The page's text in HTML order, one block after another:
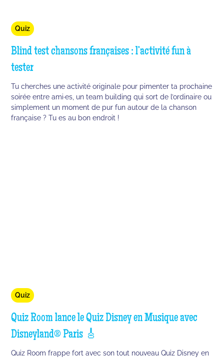
Quiz
Blind test chansons françaises : l’activité fun à
tester
Tu cherches une activité originale pour pimenter ta prochaine
soirée entre ami·es, un team building qui sort de l’ordinaire ou
simplement un moment de pur fun autour de la chanson
française ? Tu es au bon endroit !
Quiz
Quiz Room lance le Quiz Disney en Musique avec
Disneyland® Paris 🎸
Quiz Room frappe fort avec son tout nouveau Quiz Disney en